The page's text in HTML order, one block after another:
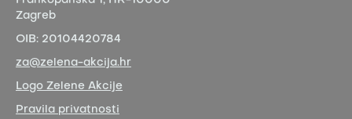
Zagreb
OIB: 20104420784
za@zelena-akcija.hr
Logo Zelene Akcije
Pravila privatnosti